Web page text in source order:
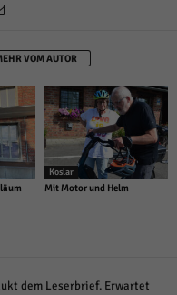
VOM AUTOR
Koslar
Mit Motor und Helm
dem Leserbrief. Erwartet